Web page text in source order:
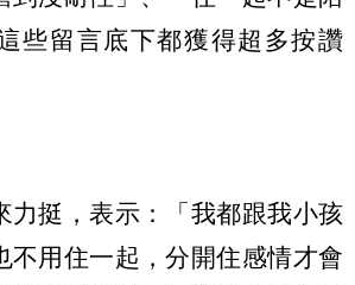
些留言底下都獲得超多按讚
力挺，表示：「我都跟我小孩
不用住一起，分開住感情才會